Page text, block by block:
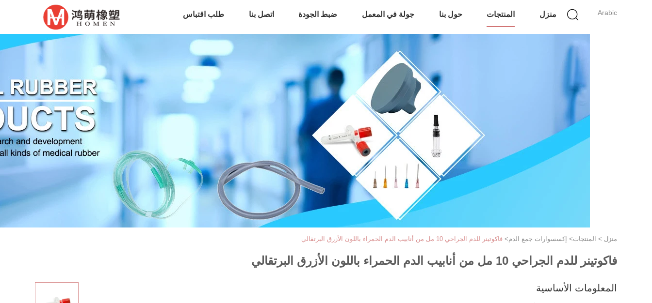
Arabic منزل المنتجات حول بنا جولة في المعمل ضبط الجودة اتصل بنا طلب اقتباس
منزل > المنتجات> إكسسوارات جمع الدم> فاكوتينر للدم الجراحي 10 مل من أنابيب الدم الحمراء باللون الأزرق البرتقالي
فاكوتينر للدم الجراحي 10 مل من أنابيب الدم الحمراء باللون الأزرق البرتقالي
المعلومات الأساسية